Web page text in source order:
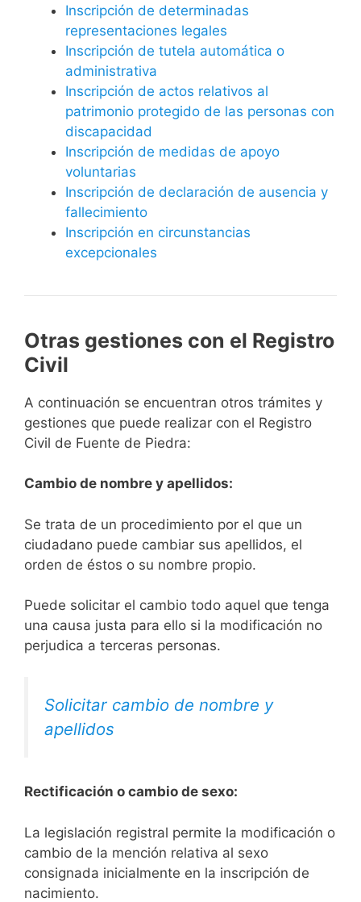
Inscripción de determinadas
representaciones legales
Inscripción de tutela automática o
administrativa
Inscripción de actos relativos al
patrimonio protegido de las personas con
discapacidad
Inscripción de medidas de apoyo
voluntarias
Inscripción de declaración de ausencia y
fallecimiento
Inscripción en circunstancias
excepcionales
Otras gestiones con el Registro
Civil
A continuación se encuentran otros trámites y
gestiones que puede realizar con el Registro
Civil de Fuente de Piedra:
Cambio de nombre y apellidos:
Se trata de un procedimiento por el que un
ciudadano puede cambiar sus apellidos, el
orden de éstos o su nombre propio.
Puede solicitar el cambio todo aquel que tenga
una causa justa para ello si la modificación no
perjudica a terceras personas.
Solicitar cambio de nombre y
apellidos
Rectificación o cambio de sexo:
La legislación registral permite la modificación o
cambio de la mención relativa al sexo
consignada inicialmente en la inscripción de
nacimiento.